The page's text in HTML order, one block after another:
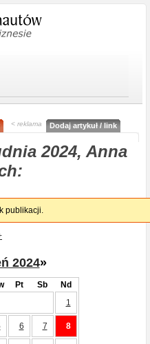
< reklama Dodaj artykuł / link
2024, Anna
publikacji.
2024»
Pt Sb
Nd
1
6 7 8